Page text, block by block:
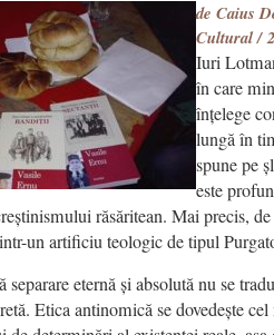
de Caius
Cultural /
Iuri
în care
înțelege
lungă în
spune pe
este
răsăritean. Mai precis,
un artificiu teologic de tipul
separare eternă și absolută nu se
Etica antinomică se dovedește